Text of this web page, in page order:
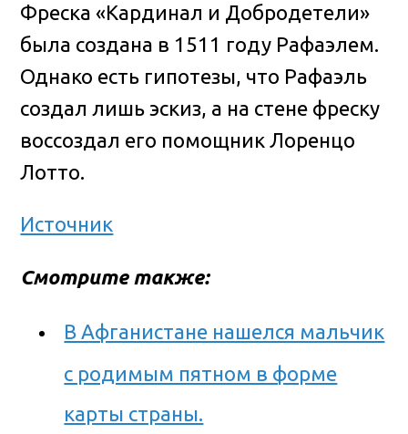
Фреска «Кардинал и Добродетели»
была создана в 1511 году Рафаэлем.
Однако есть гипотезы, что Рафаэль
создал лишь эскиз, а на стене фреску
воссоздал его помощник Лоренцо
Лотто.
Источник
Смотрите также:
В Афганистане нашелся мальчик
с родимым пятном в форме
карты страны.